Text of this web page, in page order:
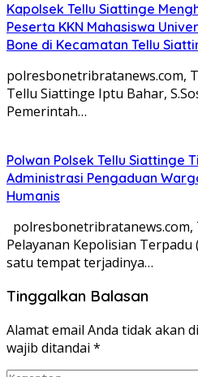
Kapolsek Tellu Siattinge
Peserta KKN Mahasiswa
Bone di Kecamatan Tellu
polresbonetribratanews.com,
Tellu Siattinge Iptu Bahar,
Pemerintah…
Polwan Polsek Tellu Siattinge
Administrasi Pengaduan
Humanis
polresbonetribratanews.com,
Pelayanan Kepolisian Terpadu
satu tempat terjadinya…
Tinggalkan Balasan
Alamat email Anda tidak akan
wajib ditandai *